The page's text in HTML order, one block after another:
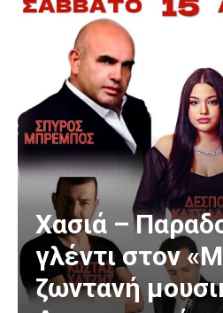
Χασιά –
γλέντι στον
ζωντανή